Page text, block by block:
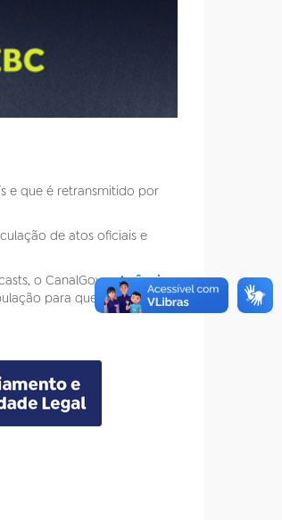
e que é retransmitido por
de atos oficiais e
o CanalGov, aAgência
para quem quer